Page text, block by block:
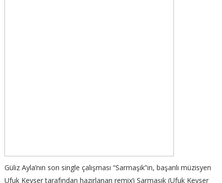
Güliz Ayla’nın son single çalışması “Sarmaşık”ın, başarılı müzisyen
Ufuk Kevser tarafından hazırlanan remix’i Sarmaşık (Ufuk Kevser